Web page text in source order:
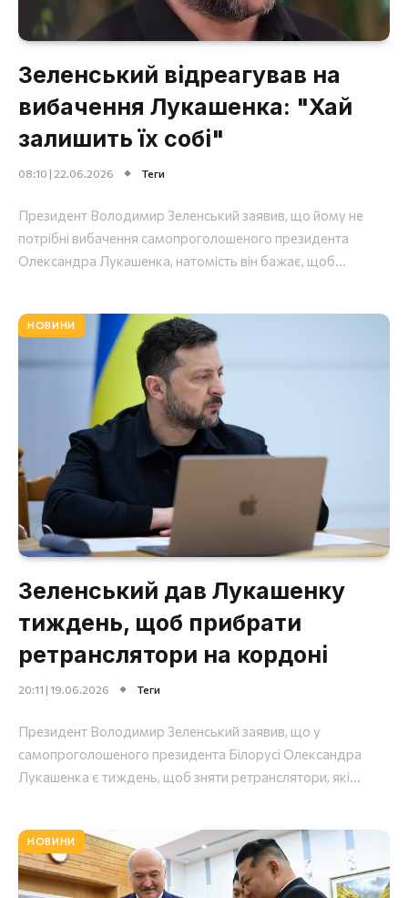
Зеленський відреагував на
вибачення Лукашенка: "Хай
залишить їх собі"
08:10 | 22.06.2026 Теги
Президент Володимир Зеленський заявив, що йому не
потрібні вибачення самопроголошеного президента
Олександра Лукашенка, натомість він бажає, щоб...
НОВИНИ
Зеленський дав Лукашенку
тиждень, щоб прибрати
ретранслятори на кордоні
20:11 | 19.06.2026 Теги
Президент Володимир Зеленський заявив, що у
самопроголошеного президента Білорусі Олександра
Лукашенка є тиждень, щоб зняти ретранслятори, які...
НОВИНИ